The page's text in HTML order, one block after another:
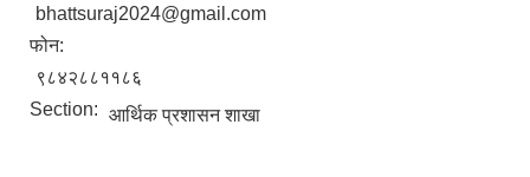
bhattsuraj2024@gmail.com
फोन:
९८४२८८११८६
Section: आर्थिक प्रशासन शाखा